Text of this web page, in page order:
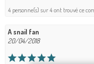
4 personne(s) sur 4 ont trouvé ce
A snail fan
20/04/2018